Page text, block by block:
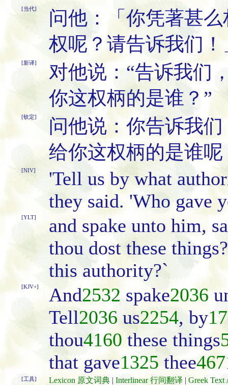
[当代]
问他：「你凭著甚
权呢？请告诉我们！
[新译]
对他说：“告诉我们
你这权柄的是谁？”
[钦定]
问他说：你告诉我
给你这权柄的是谁呢
[NIV]
'Tell us by what
they said. 'Who gave
[YLT]
and spake unto him,
thou dost these
this authority?`
[KJV+] And2532 spake2036
Tell2036 us2254, by
thou4160 these things
that gave1325 thee
[工具] Lexicon 原文词典 | Interlinear 行间翻译 | Greek